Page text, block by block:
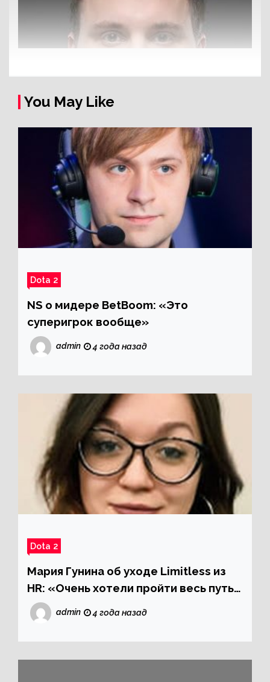
You May Like
Dota 2
NS о мидере BetBoom: «Это
суперигрок вообще»
admin 4 года назад
Dota 2
Мария Гунина об уходе Limitless из
HR: «Очень хотели пройти весь путь
одним составом, но изменения
потребовались уже сейчас»
admin 4 года назад